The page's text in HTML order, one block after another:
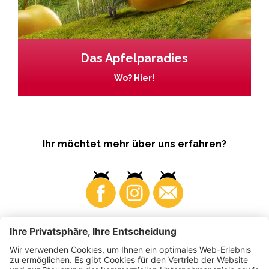
Das Apfelparadies
Wo? Hier!
Ihr möchtet mehr über uns erfahren?
Business Produzenten